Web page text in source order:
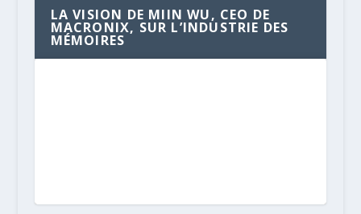
LA VISION DE MIIN WU, CEO DE
MACRONIX, SUR L’INDUSTRIE DES
MÉMOIRES